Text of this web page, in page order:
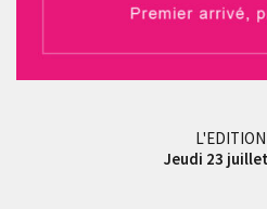
Jeudi 23 juillet